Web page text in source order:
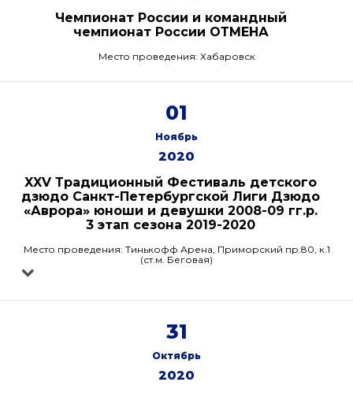
Чемпионат России и командный
чемпионат России ОТМЕНА
Место проведения: Хабаровск
01
Ноябрь
2020
XXV Традиционный Фестиваль детского
дзюдо Санкт-Петербургской Лиги Дзюдо
«Аврора» юноши и девушки 2008-09 гг.р.
3 этап сезона 2019-2020
Место проведения: Тинькофф Арена, Приморский пр.80, к.1
(ст.м. Беговая)
31
Октябрь
2020